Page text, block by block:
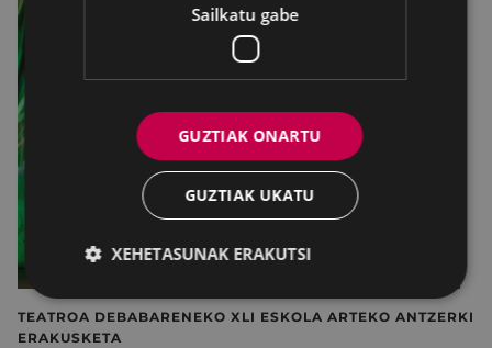
TEATROA DEBABARENEKO XLI ESKOLA ARTEKO ANTZERKI
ERAKUSKETA
Sailkatu gabe
GUZTIAK ONARTU
GUZTIAK UKATU
XEHETASUNAK ERAKUTSI